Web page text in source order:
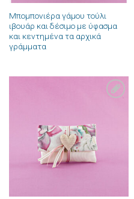
Μπομπονιέρα γάμου τούλι
ιβουάρ και δέσιμο με ύφασμα
και κεντημένα τα αρχικά
γράμματα
επιθυμιών